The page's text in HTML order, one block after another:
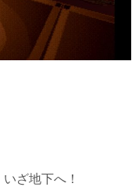
ざ地下へ！